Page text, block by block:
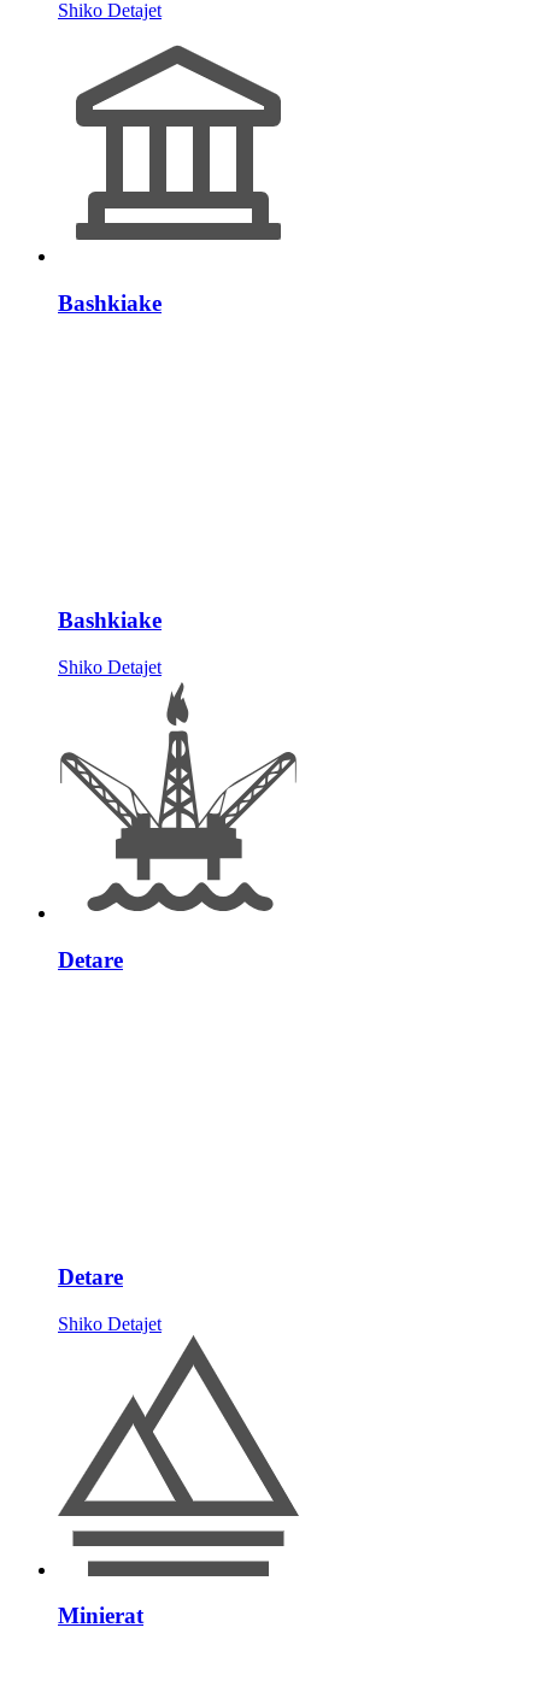
Shiko Detajet
Bashkiake
Bashkiake
Shiko Detajet
Detare
Detare
Shiko Detajet
Minierat